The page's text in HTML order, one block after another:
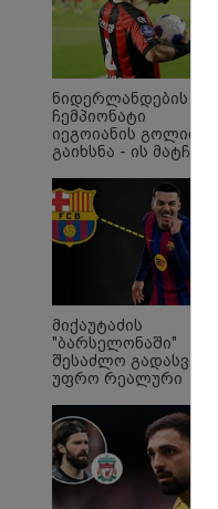
ნიდერლანდების
ჩემპიონატი
იეგოიანის გოლით
გაიხსნა - ის მატჩის
მიქაუტაძის
"ბარსელონაში"
შესაძლო გადასვლა
უფრო რეალური
ქართველი
კატალონიელთა
მთავარ მწვრთნელს